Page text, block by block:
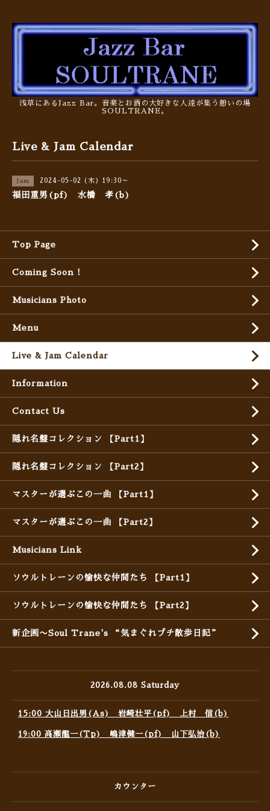
浅草にあるJazz Bar。音楽とお酒の大好きな人達が集う憩いの場
SOULTRANE。
Live & Jam Calendar
Jam 2024-05-02 (木) 19:30～
福田重男(pf) 水橋 孝(b)
Top Page
Coming Soon !
Musicians Photo
Menu
Live & Jam Calendar
Information
Contact Us
隠れ名盤コレクション 【Part1】
隠れ名盤コレクション 【Part2】
マスターが選ぶこの一曲 【Part1】
マスターが選ぶこの一曲 【Part2】
Musicians Link
ソウルトレーンの愉快な仲間たち 【Part1】
ソウルトレーンの愉快な仲間たち 【Part2】
新企画〜Soul Trane's “気まぐれプチ散歩日記”
2026.08.08 Saturday
15:00 大山日出男(As) 岩崎壮平(pf) 上村 信(b)
19:00 高瀬龍一(Tp) 嶋津健一(pf) 山下弘治(b)
カウンター